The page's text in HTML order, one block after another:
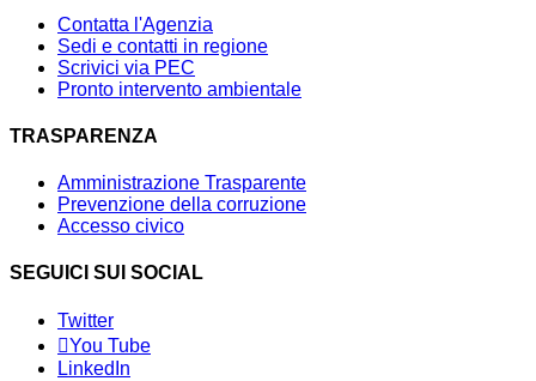
Contatta l'Agenzia
Sedi e contatti in regione
Scrivici via PEC
Pronto intervento ambientale
TRASPARENZA
Amministrazione Trasparente
Prevenzione della corruzione
Accesso civico
SEGUICI SUI SOCIAL
Twitter
You Tube
LinkedIn